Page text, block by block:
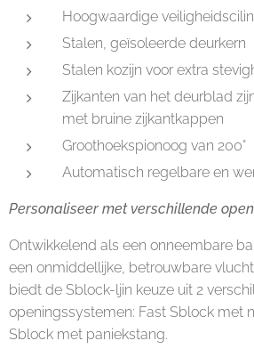
Hoogwaardige
Stalen, geïsoleerde deurkern
Stalen kozijn voor extra
Zijkanten van het deurblad
met bruine zijkantkappen
Groothoekspionoog van 200°
Automatisch regelbare en
Personaliseer met verschillende
Ontwikkelend als een onneembare
een onmiddellijke, betrouwbare
biedt de Sblock-ljin keuze uit 2
openingssystemen: Fast Sblock met
Sblock met paniekstang.